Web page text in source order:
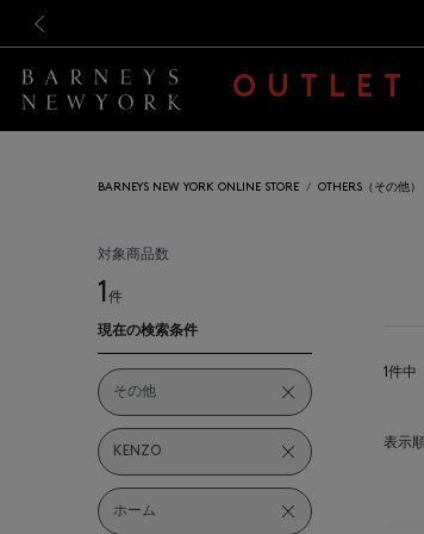
新規登録
新規登録
OUTLET
BARNEYS NEW YORK ONLINE STORE OTHERS（その他）
対象商品数
1件
現在の検索条件
その他
KENZO
ホーム
1件中
表示順